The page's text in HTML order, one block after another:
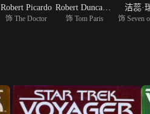
Robert Picardo
饰 The Doctor 饰 Tom Paris
洁蕊·
饰 Seven